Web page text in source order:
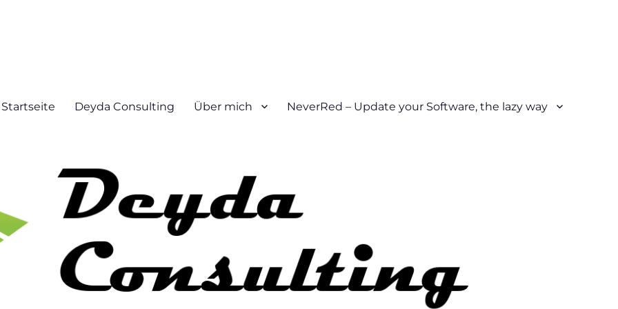
Startseite Deyda Consulting Über mich NeverRed – Update your Software, the lazy way